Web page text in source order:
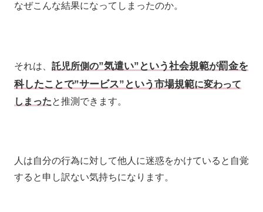
なぜこんな結果になってしまったのか。
それは、 託児所側の”気遣い”という社会規範が罰金を
科したことで”サービス”という市場規範に変わって
しまったと推測できます。
人は自分の行為に対して他人に迷惑をかけていると自覚
すると申し訳ない気持ちになります。